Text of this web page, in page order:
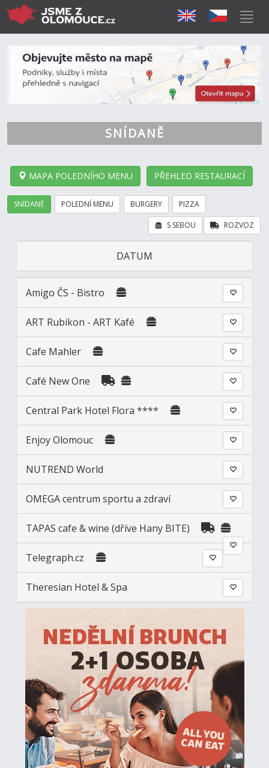
SNÍDANĚ
MAPA POLEDNÍHO MENU PŘEHLED RESTAURACÍ
SNÍDANĚ POLEDNÍ MENU BURGERY PIZZA
ROZVOZ
S SEBOU
DATUM
Amigo ČS - Bistro
ART Rubikon - ART Kafé
Cafe Mahler
Café New One
Central Park Hotel Flora ****
Enjoy Olomouc
NUTREND World
OMEGA centrum sportu a zdraví
TAPAS cafe & wine (dříve Hany BITE)
Telegraph.cz
Theresian Hotel & Spa